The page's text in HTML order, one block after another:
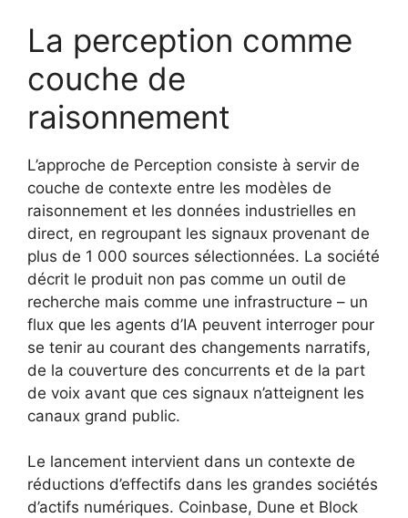
La perception comme
couche de
raisonnement
L’approche de Perception consiste à servir de
couche de contexte entre les modèles de
raisonnement et les données industrielles en
direct, en regroupant les signaux provenant de
plus de 1 000 sources sélectionnées. La société
décrit le produit non pas comme un outil de
recherche mais comme une infrastructure – un
flux que les agents d’IA peuvent interroger pour
se tenir au courant des changements narratifs,
de la couverture des concurrents et de la part
de voix avant que ces signaux n’atteignent les
canaux grand public.
Le lancement intervient dans un contexte de
réductions d’effectifs dans les grandes sociétés
d’actifs numériques. Coinbase, Dune et Block